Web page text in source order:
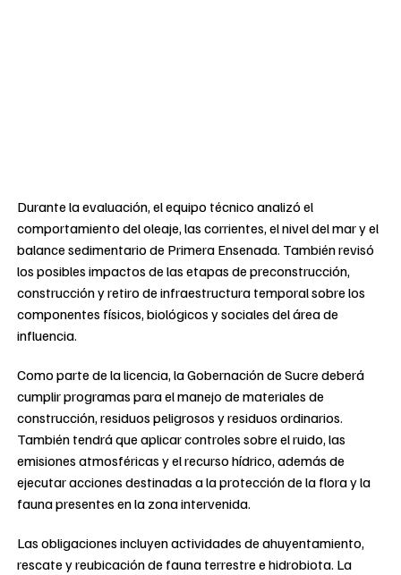
Durante la evaluación, el equipo técnico analizó el
comportamiento del oleaje, las corrientes, el nivel del mar y el
balance sedimentario de Primera Ensenada. También revisó
los posibles impactos de las etapas de preconstrucción,
construcción y retiro de infraestructura temporal sobre los
componentes físicos, biológicos y sociales del área de
influencia.
Como parte de la licencia, la Gobernación de Sucre deberá
cumplir programas para el manejo de materiales de
construcción, residuos peligrosos y residuos ordinarios.
También tendrá que aplicar controles sobre el ruido, las
emisiones atmosféricas y el recurso hídrico, además de
ejecutar acciones destinadas a la protección de la flora y la
fauna presentes en la zona intervenida.
Las obligaciones incluyen actividades de ahuyentamiento,
rescate y reubicación de fauna terrestre e hidrobiota. La